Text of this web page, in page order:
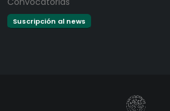
Suscripción al news